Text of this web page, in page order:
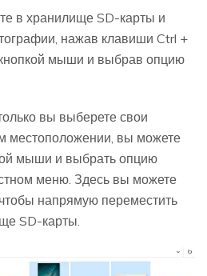
в хранилище SD-карты и
нажав клавиши Ctrl +
мыши и выбрав опцию
вы выберете свои
местоположении, вы можете
мыши и выбрать опцию
меню. Здесь вы можете
напрямую переместить
SD-карты.